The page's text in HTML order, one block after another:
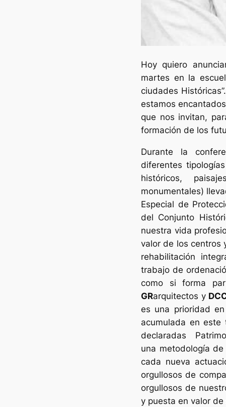
Hoy quiero
martes en la
ciudades Históricas
estamos
que nos invitan,
formación de los
Durante la
diferentes
históricos,
monumentales)
Especial de
del Conjunto
nuestra vida
valor de los centros
rehabilitación
trabajo de
como si forma
GRarquitectos y
es una prioridad
acumulada en este
declaradas
una metodología
cada nueva
orgullosos de
orgullosos de
y puesta en valor